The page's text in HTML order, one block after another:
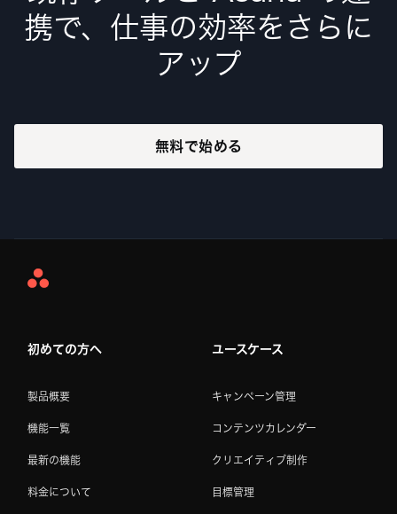
携で、仕事の効率をさらに
アップ
無料で始める
Asana
初めての方へ
製品概要
機能一覧
最新の機能
料金について
ユースケース
キャンペーン管理
コンテンツカレンダー
クリエイティブ制作
目標管理